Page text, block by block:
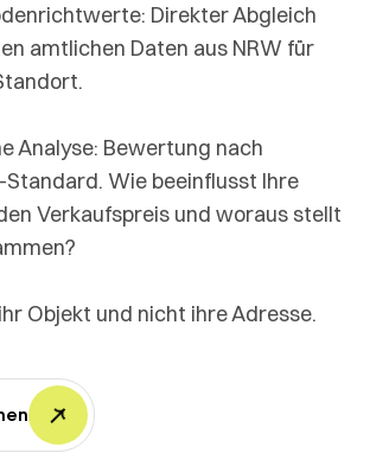
Direkter Abgleich
amtlichen Daten aus NRW für
Analyse: Bewertung nach
Standard. Wie beeinflusst Ihre
Verkaufspreis und woraus stellt
Objekt und nicht ihre Adresse.